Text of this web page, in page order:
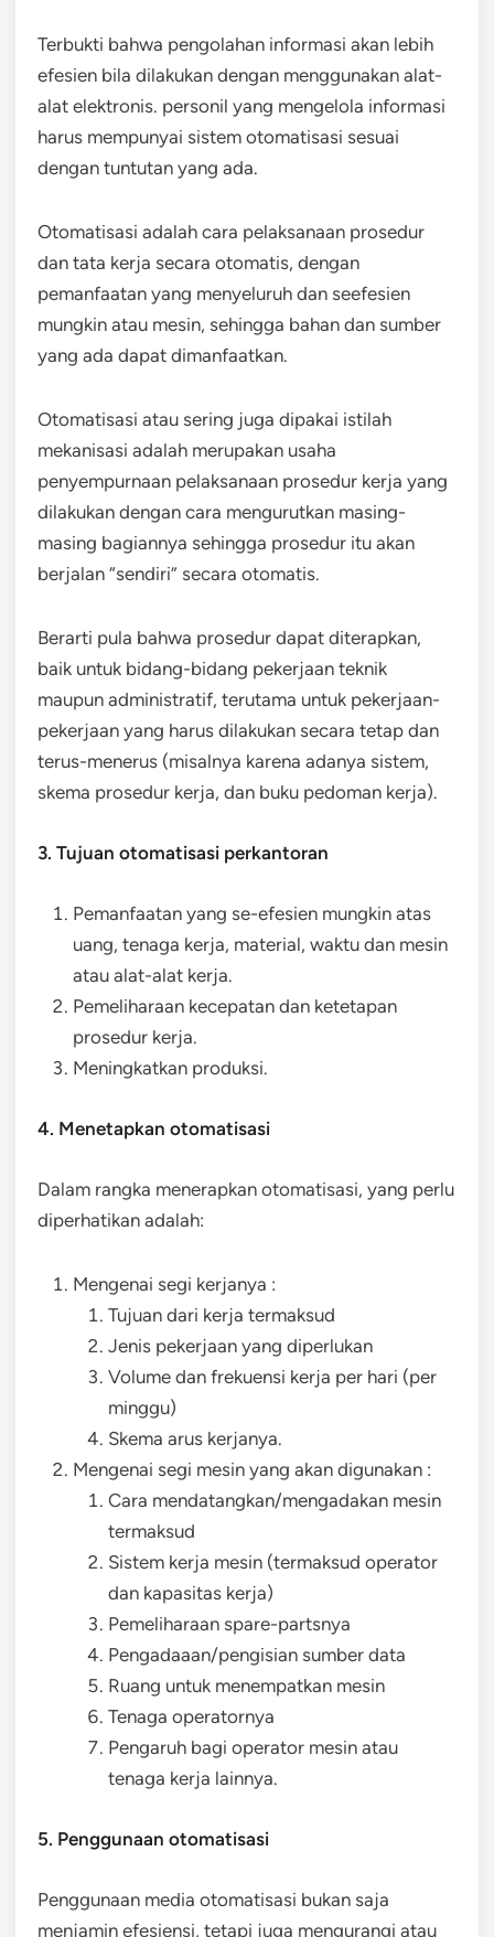
Terbukti bahwa pengolahan informasi akan lebih
efesien bila dilakukan dengan menggunakan alat-
alat elektronis. personil yang mengelola informasi
harus mempunyai sistem otomatisasi sesuai
dengan tuntutan yang ada.
Otomatisasi adalah cara pelaksanaan prosedur
dan tata kerja secara otomatis, dengan
pemanfaatan yang menyeluruh dan seefesien
mungkin atau mesin, sehingga bahan dan sumber
yang ada dapat dimanfaatkan.
Otomatisasi atau sering juga dipakai istilah
mekanisasi adalah merupakan usaha
penyempurnaan pelaksanaan prosedur kerja yang
dilakukan dengan cara mengurutkan masing-
masing bagiannya sehingga prosedur itu akan
berjalan “sendiri” secara otomatis.
Berarti pula bahwa prosedur dapat diterapkan,
baik untuk bidang-bidang pekerjaan teknik
maupun administratif, terutama untuk pekerjaan-
pekerjaan yang harus dilakukan secara tetap dan
terus-menerus (misalnya karena adanya sistem,
skema prosedur kerja, dan buku pedoman kerja).
3. Tujuan otomatisasi perkantoran
Pemanfaatan yang se-efesien mungkin atas
uang, tenaga kerja, material, waktu dan mesin
atau alat-alat kerja.
Pemeliharaan kecepatan dan ketetapan
prosedur kerja.
Meningkatkan produksi.
4. Menetapkan otomatisasi
Dalam rangka menerapkan otomatisasi, yang perlu
diperhatikan adalah:
Mengenai segi kerjanya :
Tujuan dari kerja termaksud
Jenis pekerjaan yang diperlukan
Volume dan frekuensi kerja per hari (per
minggu)
Skema arus kerjanya.
Mengenai segi mesin yang akan digunakan :
Cara mendatangkan/mengadakan mesin
termaksud
Sistem kerja mesin (termaksud operator
dan kapasitas kerja)
Pemeliharaan spare-partsnya
Pengadaaan/pengisian sumber data
Ruang untuk menempatkan mesin
Tenaga operatornya
Pengaruh bagi operator mesin atau
tenaga kerja lainnya.
5. Penggunaan otomatisasi
Penggunaan media otomatisasi bukan saja
menjamin efesiensi, tetapi juga mengurangi atau